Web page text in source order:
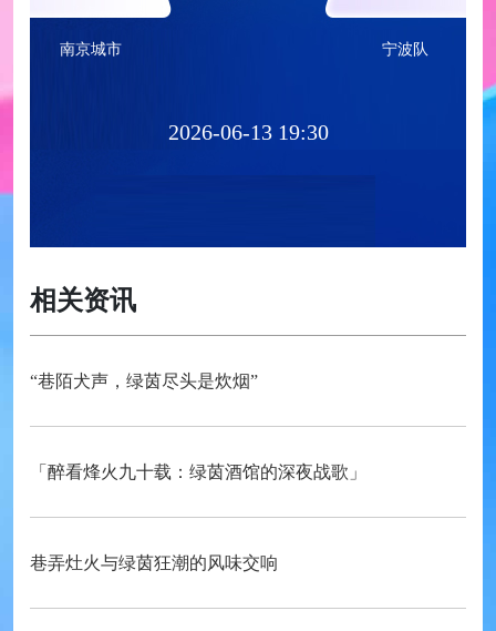
南京城市 宁波队
2026-06-13 19:30
相关资讯
“巷陌犬声，绿茵尽头是炊烟”
「醉看烽火九十载：绿茵酒馆的深夜战歌」
巷弄灶火与绿茵狂潮的风味交响